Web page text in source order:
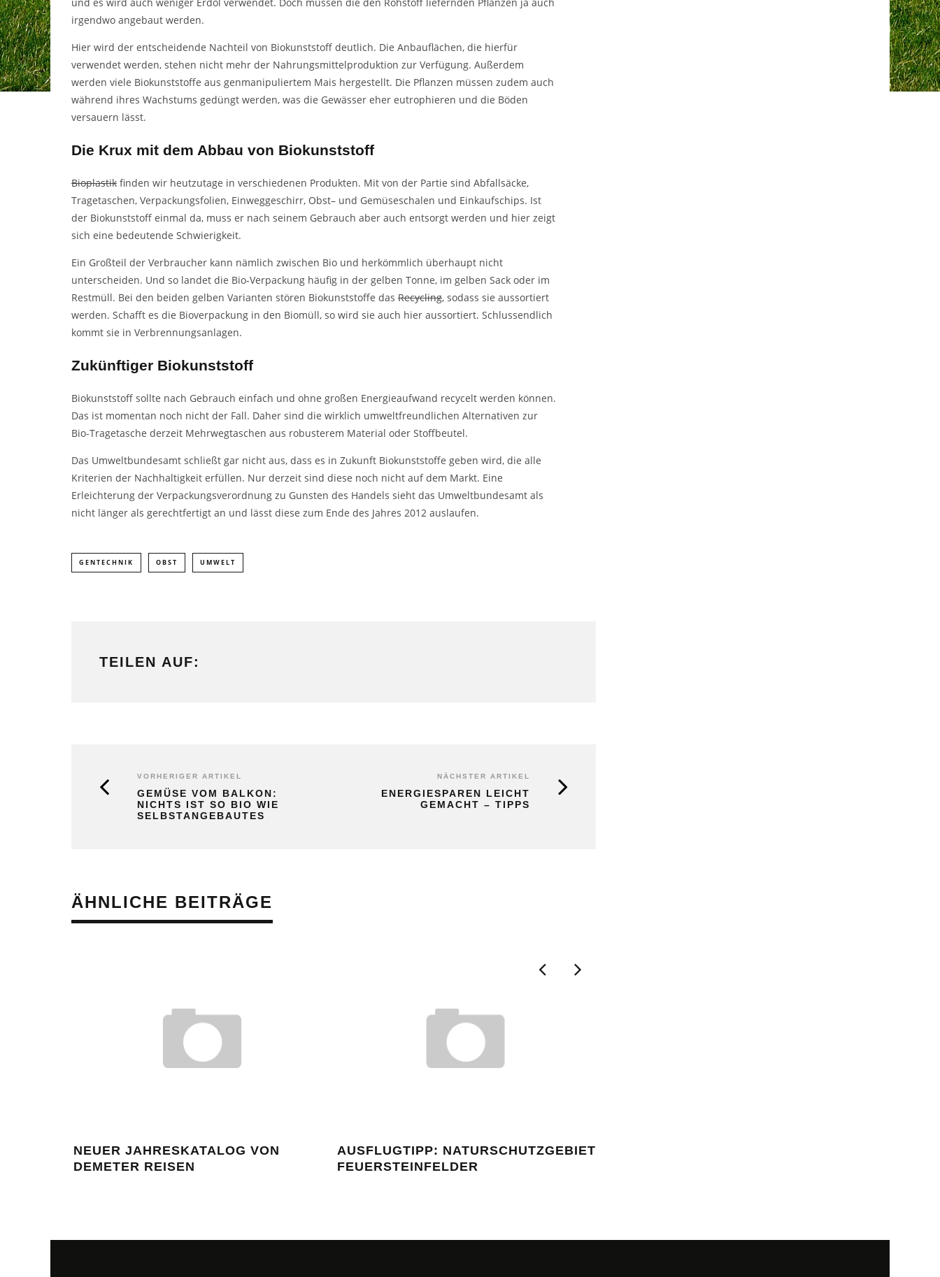
irgendwo angebaut werden.
Hier wird der entscheidende Nachteil von Biokunststoff deutlich. Die Anbauflächen, die hierfür
verwendet werden, stehen nicht mehr der Nahrungsmittelproduktion zur Verfügung. Außerdem
werden viele Biokunststoffe aus genmanipuliertem Mais hergestellt. Die Pflanzen müssen zudem auch
während ihres Wachstums gedüngt werden, was die Gewässer eher eutrophieren und die Böden
versauern lässt.
Die Krux mit dem Abbau von Biokunststoff
Bioplastik finden wir heutzutage in verschiedenen Produkten. Mit von der Partie sind Abfallsäcke,
Tragetaschen, Verpackungsfolien, Einweggeschirr, Obst– und Gemüseschalen und Einkaufschips. Ist
der Biokunststoff einmal da, muss er nach seinem Gebrauch aber auch entsorgt werden und hier zeigt
sich eine bedeutende Schwierigkeit.
Ein Großteil der Verbraucher kann nämlich zwischen Bio und herkömmlich überhaupt nicht
unterscheiden. Und so landet die Bio-Verpackung häufig in der gelben Tonne, im gelben Sack oder im
Restmüll. Bei den beiden gelben Varianten stören Biokunststoffe das Recycling, sodass sie aussortiert
werden. Schafft es die Bioverpackung in den Biomüll, so wird sie auch hier aussortiert. Schlussendlich
kommt sie in Verbrennungsanlagen.
Zukünftiger Biokunststoff
Biokunststoff sollte nach Gebrauch einfach und ohne großen Energieaufwand recycelt werden können.
Das ist momentan noch nicht der Fall. Daher sind die wirklich umweltfreundlichen Alternativen zur
Bio-Tragetasche derzeit Mehrwegtaschen aus robusterem Material oder Stoffbeutel.
Das Umweltbundesamt schließt gar nicht aus, dass es in Zukunft Biokunststoffe geben wird, die alle
Kriterien der Nachhaltigkeit erfüllen. Nur derzeit sind diese noch nicht auf dem Markt. Eine
Erleichterung der Verpackungsverordnung zu Gunsten des Handels sieht das Umweltbundesamt als
nicht länger als gerechtfertigt an und lässt diese zum Ende des Jahres 2012 auslaufen.
GENTECHNIK OBST UMWELT
TEILEN AUF:
VORHERIGER ARTIKEL
GEMÜSE VOM BALKON:
NICHTS IST SO BIO WIE
SELBSTANGEBAUTES
NÄCHSTER ARTIKEL
ENERGIESPAREN LEICHT
GEMACHT – TIPPS
ÄHNLICHE BEITRÄGE
NEUER JAHRESKATALOG VON
DEMETER REISEN
AUSFLUGTIPP: NATURSCHUTZGEBIET
FEUERSTEINFELDER